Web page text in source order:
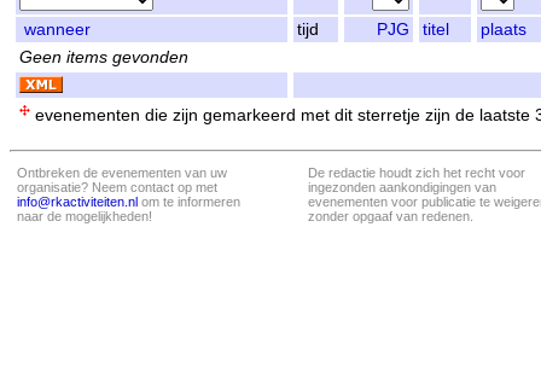
wanneer tijd PJG titel
plaats
Geen items gevonden
evenementen die zijn gemarkeerd met dit sterretje zijn de laatste
Ontbreken de evenementen van uw
organisatie? Neem contact op met
info@rkactiviteiten.nl om te informeren
naar de mogelijkheden!
De redactie houdt zich het recht voor
ingezonden aankondigingen van
evenementen voor publicatie te
zonder opgaaf van redenen.